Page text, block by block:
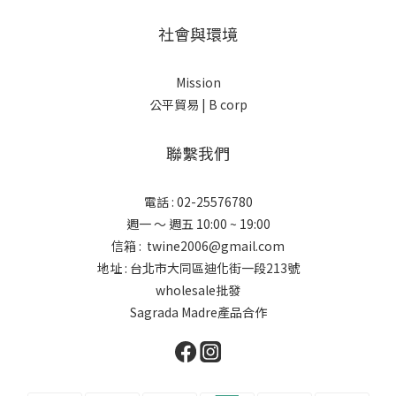
社會與環境
Mission
公平貿易 | B corp
聯繫我們
電話 : 02-25576780
週一 ～ 週五 10:00 ~ 19:00
信箱 : twine2006@gmail.com
地址 : 台北市大同區迪化街一段213號
wholesale批發
Sagrada Madre產品合作